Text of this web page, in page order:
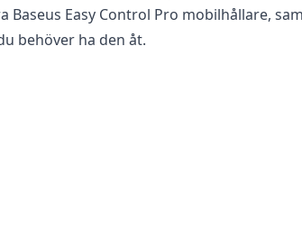
Baseus Easy Control Pro mobilhållare,
behöver ha den åt.